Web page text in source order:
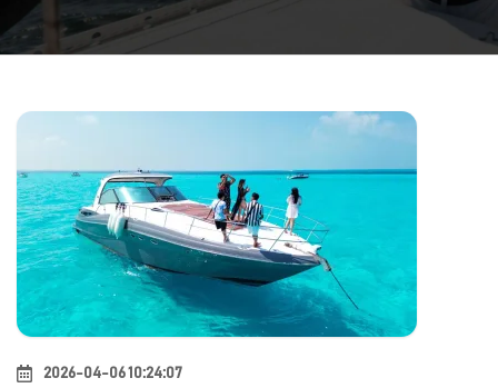
2026-04-06 10:24:07